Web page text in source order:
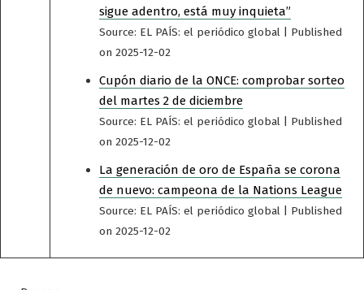
sigue adentro, está muy inquieta”
Source: EL PAÍS: el periódico global
Published
on 2025-12-02
Cupón diario de la ONCE: comprobar sorteo
del martes 2 de diciembre
Source: EL PAÍS: el periódico global
Published
on 2025-12-02
La generación de oro de España se corona
de nuevo: campeona de la Nations League
Source: EL PAÍS: el periódico global
Published
on 2025-12-02